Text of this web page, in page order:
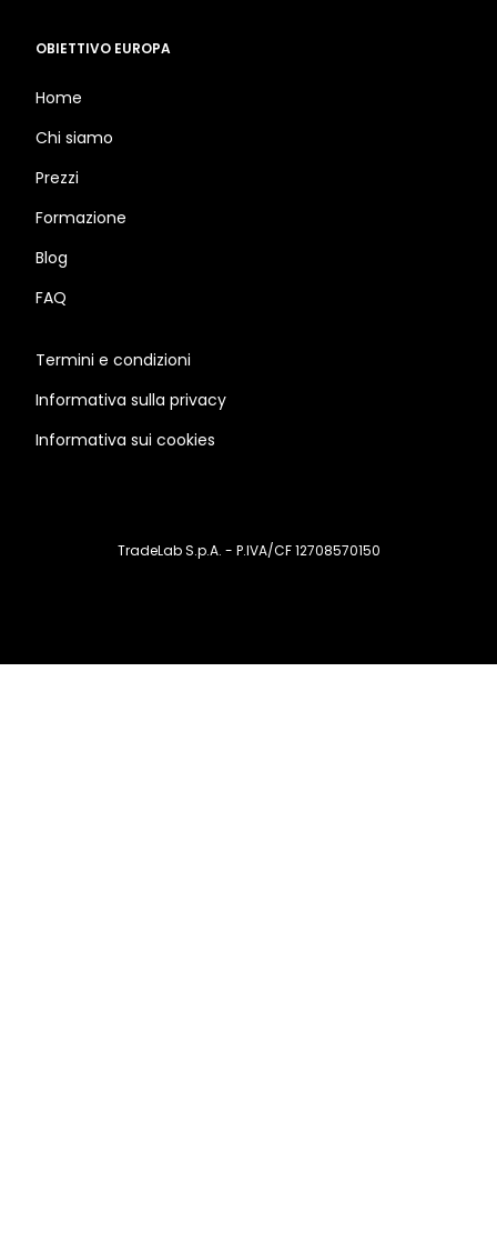
OBIETTIVO EUROPA
Home
Chi siamo
Prezzi
Formazione
Blog
FAQ
Termini e condizioni
Informativa sulla privacy
Informativa sui cookies
TradeLab S.p.A. - P.IVA/CF 12708570150